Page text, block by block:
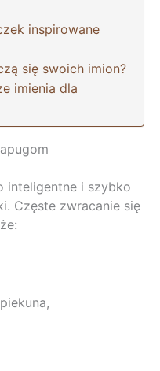
inspirowane
się swoich imion?
imienia dla
inteligentne i szybko
Częste zwracanie się